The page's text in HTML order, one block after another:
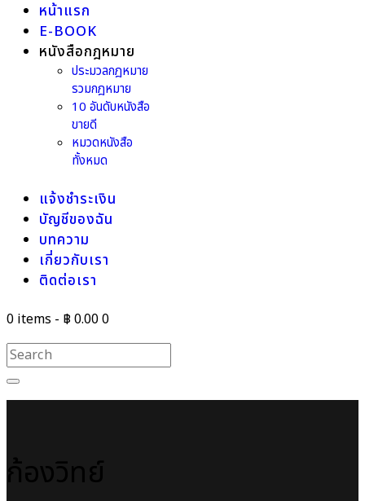
หน้าแรก
E-BOOK
หนังสือกฎหมาย
ประมวลกฎหมาย
รวมกฎหมาย
10 อันดับหนังสือ
ขายดี
หมวดหนังสือ
ทั้งหมด
แจ้งชำระเงิน
บัญชีของฉัน
บทความ
เกี่ยวกับเรา
ติดต่อเรา
0 items - ฿ 0.000